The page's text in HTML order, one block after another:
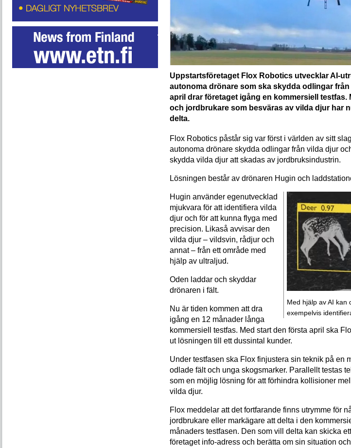
Uppstartsföretaget Flox Robotics utvecklar AI-
autonoma drönare som ska skydda odlingar från
april drar företaget igång en kommersiell testfas.
och jordbrukare som besväras av vilda djur har
delta.
Flox Robotics påstår sig var först i världen av sitt
autonoma drönare skydda odlingar från vilda djur
skydda vilda djur att skadas av jordbruksindustrin.
Lösningen består av drönaren Hugin och
Med hjälp av AI kan
exempelvis
Hugin använder egenutvecklad
mjukvara för att identifiera vilda
djur och för att kunna flyga med
precision. Likaså avvisar den
vilda djur – vildsvin, rådjur och
annat – från ett område med
hjälp av ultraljud.
Oden laddar och skyddar
drönaren i fält.
Nu är tiden kommen att dra
igång en 12 månader långa
kommersiell testfas. Med start den första april ska
ut lösningen till ett dussintal kunder.
Under testfasen ska Flox finjustera sin teknik på en
odlade fält och unga skogsmarker. Parallellt testas
som en möjlig lösning för att förhindra kollisioner
vilda djur.
Flox meddelar att det fortfarande finns utrymme för
jordbrukare eller markägare att delta i den
månaders testfasen. Den som vill delta kan skicka ett
företaget info-adress och berätta om sin situation